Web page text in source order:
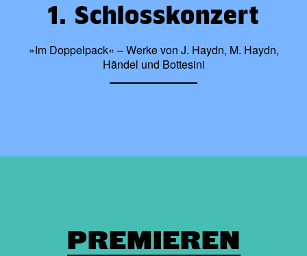
1. Schlosskonzert
»Im Doppelpack« – Werke von J. Haydn, M. Haydn,
Händel und Bottesini
PREMIEREN